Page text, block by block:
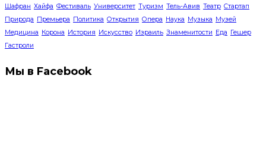
Шафран Хайфа Фестиваль Университет Туризм Тель-Авив Театр Стартап
Природа Премьера Политика Открытия Опера Наука Музыка Музей
Медицина Корона История Искусство Израиль Знаменитости Еда Гешер
Гастроли
Мы в Facebook